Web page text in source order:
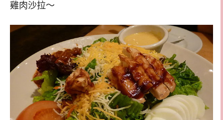
雞肉沙拉～